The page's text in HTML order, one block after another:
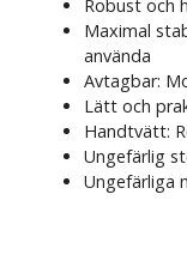
Robust och
Maximal
använda
Avtagbar:
Lätt och
Handtvätt:
Ungefärlig
Ungefärliga